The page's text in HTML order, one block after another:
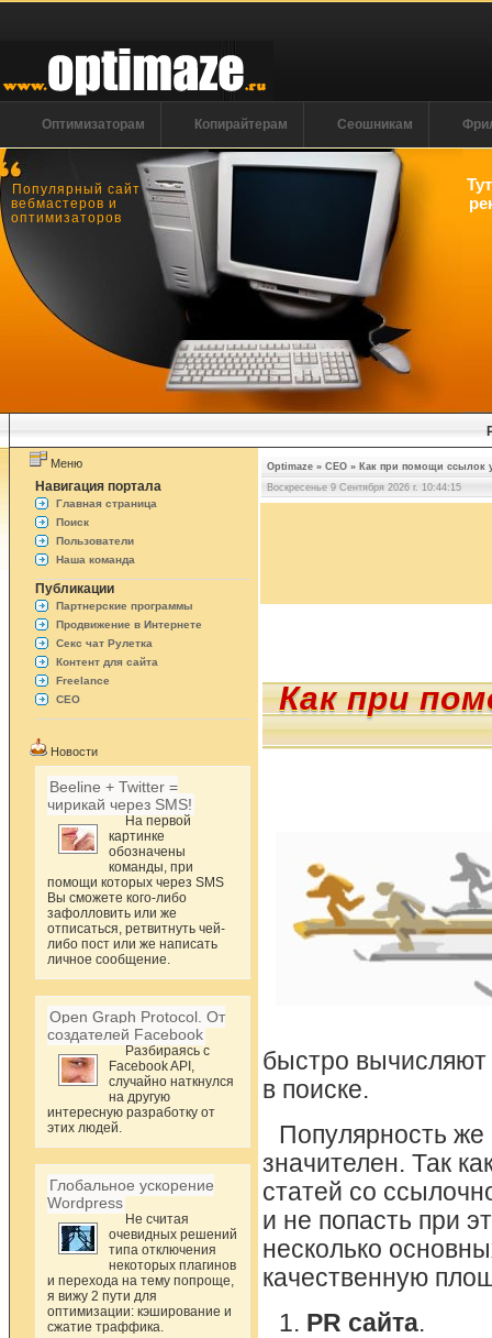
Оптимизаторам Копирайтерам Сеошникам
Популярный сайт
вебмастеров и
оптимизаторов
Меню
Навигация портала
Главная страница
Поиск
Пользователи
Наша команда
Публикации
Партнерские программы
Продвижение в Интернете
Секс чат Рулетка
Контент для сайта
Freelance
СЕО
Новости
Beeline + Twitter =
чирикай через SMS!
На первой
картинке
обозначены
команды, при
помощи которых через SMS
Вы сможете кого-либо
зафолловить или же
отписаться, ретвитнуть чей-
либо пост или же написать
личное сообщение.
Open Graph Protocol. От
создателей Facebook
Разбираясь с
Facebook API,
случайно наткнулся
на другую
интересную разработку от
этих людей.
Глобальное ускорение
Wordpress
Не считая
очевидных решений
типа отключения
некоторых плагинов
и перехода на тему попроще,
я вижу 2 пути для
оптимизации: кэширование и
сжатие траффика.
Optimaze » СЕО » Как при помощи ссылок
Воскресенье 9 Сентября 2026 г. 10:44:16
Как при
быстро
в поиске.
Популярность
значителен. Так
статей со
и не попасть при
несколько
качественную
1. PR сайта.